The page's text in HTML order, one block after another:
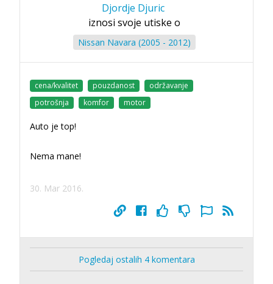
Djordje Djuric
iznosi svoje utiske o
Nissan Navara (2005 - 2012)
cena/kvalitet pouzdanost
održavanje
potrošnja
komfor motor
Auto je top!
Nema mane!
30. Mar 2016.
Pogledaj ostalih 4 komentara